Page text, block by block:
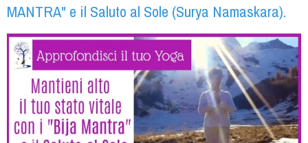
MANTRA" e il Saluto al Sole (Surya Namaskara).